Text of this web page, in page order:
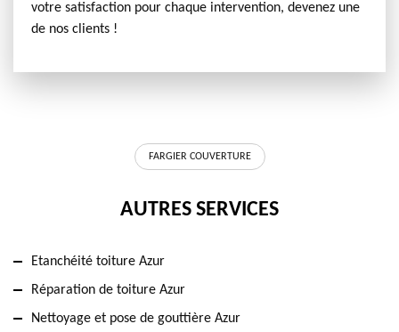
votre satisfaction pour chaque intervention, devenez une
de nos clients !
FARGIER COUVERTURE
AUTRES SERVICES
Etanchéité toiture Azur
Réparation de toiture Azur
Nettoyage et pose de gouttière Azur